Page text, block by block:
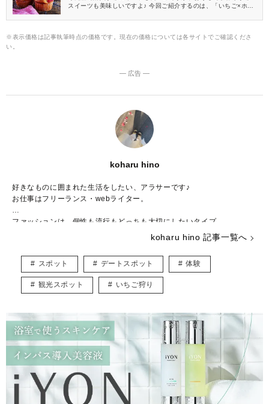
スイーツも美味しいですよ♪ 今回ご紹介するのは、「いちご×ホッ
初心者さんでもマネしやすいものばかりなので、ぜひおうち時間
※表示価格は記事執筆時点の価格です。現在の価格については各サイトでご確認くださ
い。
― 広告 ―
koharu hino
好きなものに囲まれた生活をしたい、アラサーです♪
お仕事はフリーランス・webライター。
ファッションは、個性も流行もどっちも大切にしたいタイプ。
コスメは、より良いものを求めて日々研究中です！
海外ドラマや漫画を見ながら家にこもるのも大好き。
アラサー女子等身大の悩みを共有しながら、様々な情報を発信していき
koharu hino 記事一覧へ
スポット デートスポット 体験
観光スポット いちご狩り